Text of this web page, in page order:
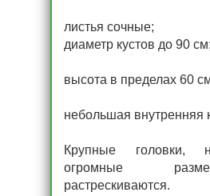
листья сочные;
диаметр кустов до 90 см;
высота в пределах 60
небольшая внутренняя
Крупные головки,
огромные
растрескиваются.